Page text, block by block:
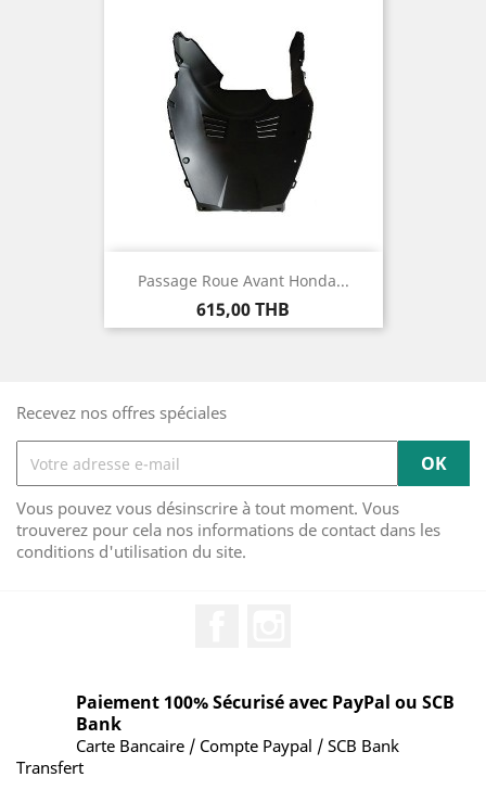
Passage Roue Avant Honda...
Prix
615,00 THB
Recevez nos offres spéciales
Vous pouvez vous désinscrire à tout moment. Vous
trouverez pour cela nos informations de contact dans les
conditions d'utilisation du site.
Paiement 100% Sécurisé avec PayPal ou SCB
Bank
Carte Bancaire / Compte Paypal / SCB Bank
Transfert